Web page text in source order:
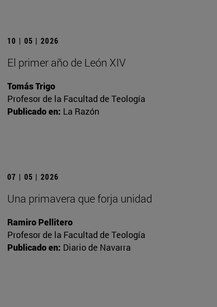
10 | 05 | 2026
El primer año de León XIV
Tomás Trigo
Profesor de la Facultad de Teología
Publicado en: La Razón
07 | 05 | 2026
Una primavera que forja unidad
Ramiro Pellitero
Profesor de la Facultad de Teología
Publicado en: Diario de Navarra